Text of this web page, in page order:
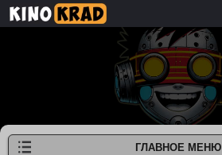
ГЛАВНОЕ МЕНЮ